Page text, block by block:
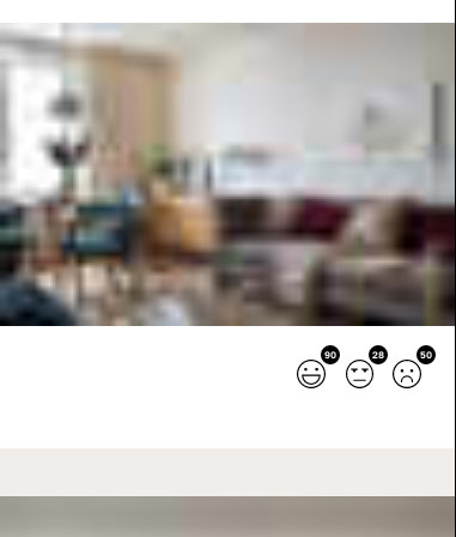
90 28 50